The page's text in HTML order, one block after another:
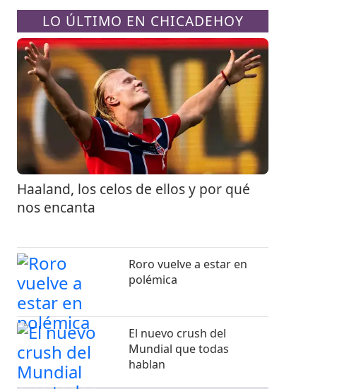
LO ÚLTIMO EN CHICADEHOY
Haaland, los celos de ellos y por qué
nos encanta
Roro vuelve a estar en
polémica
El nuevo crush del
Mundial que todas
hablan